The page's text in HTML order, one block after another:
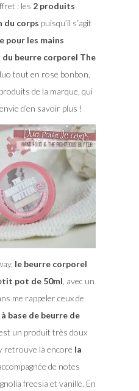
: les 2 produits
du corps puisqu’il s’agit
pour les mains
du beurre corporel The
tout en rose bonbon,
de la marque, qui
d’en savoir plus !
le beurre corporel
pot de 50ml , avec un
me rappeler ceux de
à base de beurre de
un produit très doux
retrouve là encore la
de notes
freesia et vanille. En